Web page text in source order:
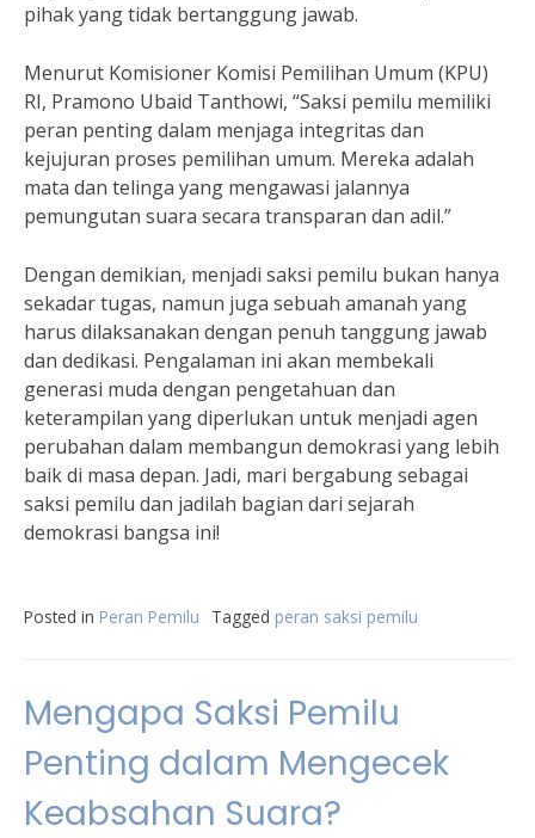
pihak yang tidak bertanggung jawab.
Menurut Komisioner Komisi Pemilihan Umum (KPU)
RI, Pramono Ubaid Tanthowi, “Saksi pemilu memiliki
peran penting dalam menjaga integritas dan
kejujuran proses pemilihan umum. Mereka adalah
mata dan telinga yang mengawasi jalannya
pemungutan suara secara transparan dan adil.”
Dengan demikian, menjadi saksi pemilu bukan hanya
sekadar tugas, namun juga sebuah amanah yang
harus dilaksanakan dengan penuh tanggung jawab
dan dedikasi. Pengalaman ini akan membekali
generasi muda dengan pengetahuan dan
keterampilan yang diperlukan untuk menjadi agen
perubahan dalam membangun demokrasi yang lebih
baik di masa depan. Jadi, mari bergabung sebagai
saksi pemilu dan jadilah bagian dari sejarah
demokrasi bangsa ini!
Posted in Peran Pemilu Tagged peran saksi pemilu
Mengapa Saksi Pemilu
Penting dalam Mengecek
Keabsahan Suara?